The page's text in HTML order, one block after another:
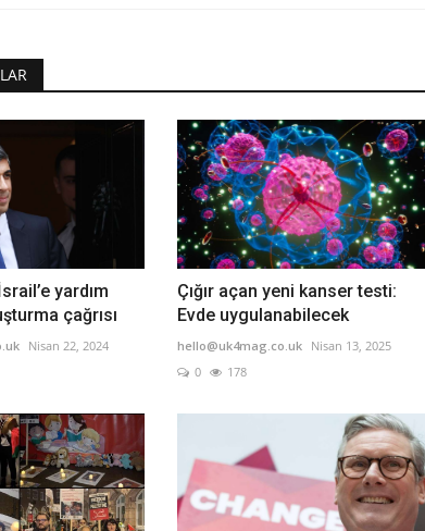
yardım
çağrısı
Nisan 22, 2024
Çığır açan yeni kanser testi:
Evde uygulanabilecek
hello@uk4mag.co.uk
Nisan 13, 2025
0
178